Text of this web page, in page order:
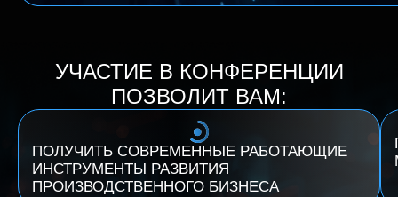
УЧАСТИЕ В КОНФЕРЕНЦИИ
ПОЗВОЛИТ ВАМ:
ПОЛУЧИТЬ СОВРЕМЕННЫЕ РАБОТАЮЩИЕ
ИНСТРУМЕНТЫ РАЗВИТИЯ
ПРОИЗВОДСТВЕННОГО БИЗНЕСА